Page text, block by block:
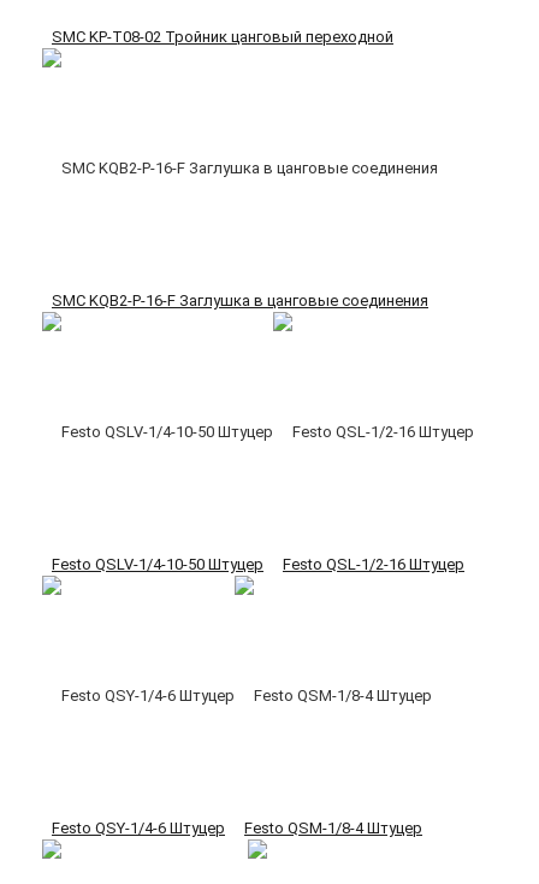
SMC KP-T08-02 Тройник цанговый переходной
SMC KQB2-P-16-F Заглушка в цанговые соединения
Festo QSLV-1/4-10-50 Штуцер Festo QSL-1/2-16 Штуцер
Festo QSY-1/4-6 Штуцер Festo QSM-1/8-4 Штуцер